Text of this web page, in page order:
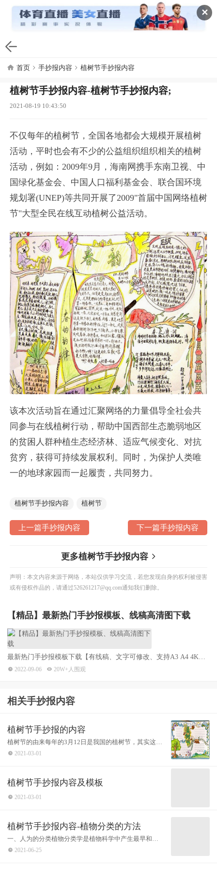
✕
首页 手抄报内容 植树节手抄报内容
植树节手抄报内容-植树节手抄报内容;
2021-08-19 10:43:50
不仅每年的植树节，全国各地都会大规模开展植树
活动，平时也会有不少的公益组织组织相关的植树
活动，例如：2009年9月，海南网携手东南卫视、中
国绿化基金会、中国人口福利基金会、联合国环境
规划署(UNEP)等共同开展了2009"首届中国网络植树
节"大型全民在线互动植树公益活动。
该本次活动旨在通过汇聚网络的力量倡导全社会共
同参与在线植树行动，帮助中国西部生态脆弱地区
的贫困人群种植生态经济林、适应气候变化、对抗
贫穷，获得可持续发展权利。同时，为保护人类唯
一的地球家园而一起履责，共同努力。
植树节手抄报内容 植树节
上一篇手抄报内容 下一篇手抄报内容
更多植树节手抄报内容
声明：本文内容来源于网络，本站仅供学习交流，若您发现自身的权利被侵害
或有侵权作品的，请通过526261217@qq.com通知我们删除。
【精品】最新热门手抄报模板、线稿高清图下载
最新热门手抄报模板下载【有线稿、文字可修改、支持A3 A4 4K高
清打印】各种节日的手抄报作业一键搞定。
2022-09-06 20W+人围观
相关手抄报内容
植树节手抄报的内容
植树节的由来每年的3月12日是我国的植树节，其实这天
是孙中山先生逝世的纪念日。确定这一天为植树节，一
2021-03-01
植树节手抄报内容及模板
2021-03-01
植树节手抄报内容-植物分类的方法
一、人为的分类植物分类学是植物科学中产生最早和最
基本的科学。自从人类有了利用植物的活动，也就有了
2021-06-25